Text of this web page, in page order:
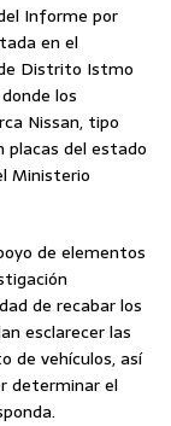
Informe por
en el
Distrito Istmo
los
Nissan, tipo
placas del estado
Ministerio
de elementos
de recabar los
esclarecer las
de vehículos, así
determinar el